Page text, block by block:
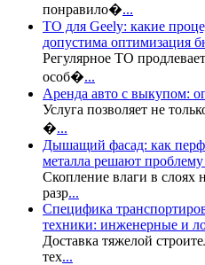
понравило�...
ТО для Geely: какие
допустима оптимизация
Регулярное ТО
особ�...
Аренда авто с выкупом:
Услуга позволяет не
�...
Дышащий фасад: как
металла решают
Скопление влаги в слоях
разр...
Специфика
техники: инженерные и
Доставка тяжелой
тех...